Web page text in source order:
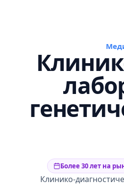
Более 30 лет на
Клинико-